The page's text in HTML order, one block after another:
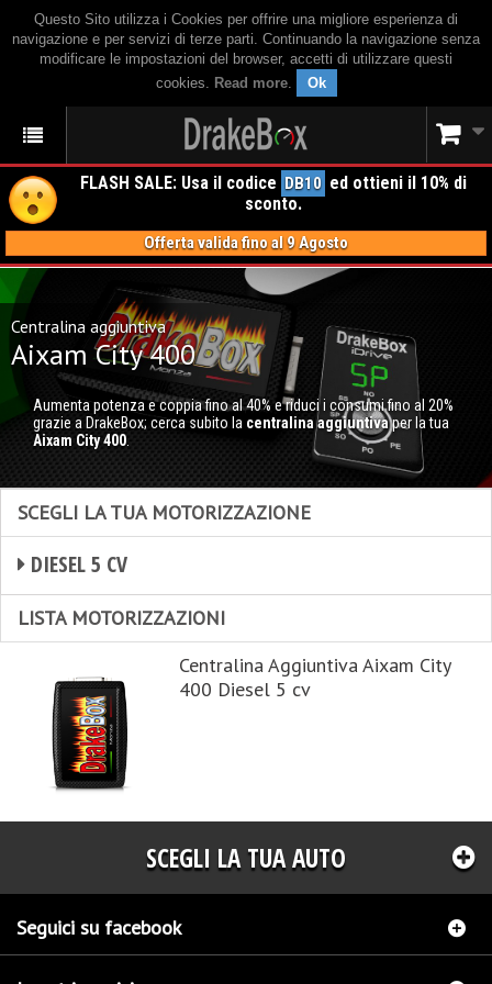
Questo Sito utilizza i Cookies per offrire una migliore esperienza di
navigazione e per servizi di terze parti. Continuando la navigazione senza
modificare le impostazioni del browser, accetti di utilizzare questi
cookies. Read more. Ok
FLASH SALE: Usa il codice DB10 ed ottieni il 10% di
sconto.
Offerta valida fino al 9 Agosto
Centralina aggiuntiva
Aixam City 400
Aumenta potenza e coppia fino al 40% e riduci i consumi fino al 20%
grazie a DrakeBox; cerca subito la centralina aggiuntivaper la tua
Aixam City 400
SCEGLI LA TUA MOTORIZZAZIONE
DIESEL 5 CV
LISTA MOTORIZZAZIONI
Centralina Aggiuntiva Aixam City
400 Diesel 5 cv
SCEGLI LA TUA AUTO
Seguici su facebook